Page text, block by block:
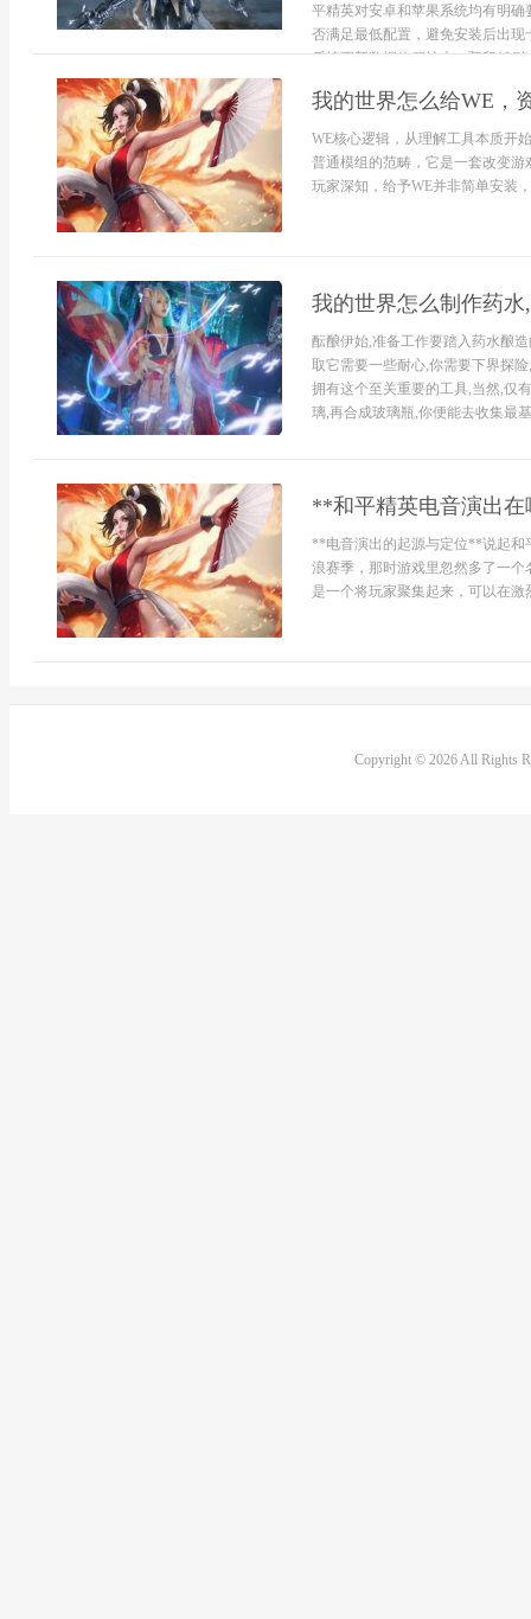
平精英对安卓和苹果系统均有明
否满足最低配置，避免安装后出
后续更新数据体积较大，预留10G
我的世界怎么给WE，
WE核心逻辑，从理解工具本质开
普通模组的范畴，它是一套改变
玩家深知，给予WE并非简单安装
我的世界怎么制作药
酝酿伊始,准备工作要踏入药水酿
取它需要一些耐心,你需要下界探
拥有这个至关重要的工具,当然,仅
璃,再合成玻璃瓶,你便能去收集最
**和平精英电音演出
**电音演出的起源与定位**说起和
浪赛季，那时游戏里忽然多了一
是一个将玩家聚集起来，可以在
Copyright © 2026 All Rights